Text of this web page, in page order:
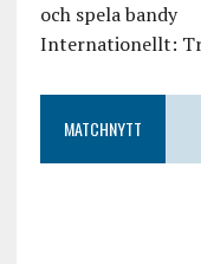
och spela bandy
Internationellt:
MATCHNYTT